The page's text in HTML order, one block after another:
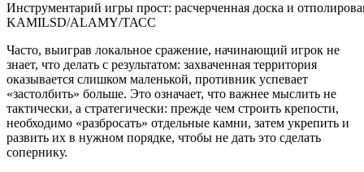
Инструментарий игры прост: расчерченная доска и
KAMILSD/ALAMY/ТАСС
Часто, выиграв локальное сражение, начинающий игрок не
знает, что делать с результатом: захваченная территория
оказывается слишком маленькой, противник успевает
«застолбить» больше. Это означает, что важнее мыслить не
тактически, а стратегически: прежде чем строить крепости,
необходимо «разбросать» отдельные камни, затем укрепить и
развить их в нужном порядке, чтобы не дать это сделать
сопернику.